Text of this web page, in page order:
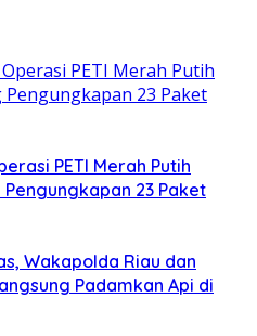
PETI Merah Putih
23 Paket
Wakapolda Riau dan
Padamkan Api di